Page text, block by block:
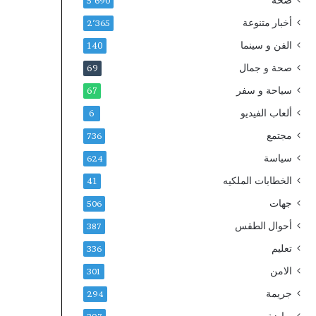
أخبار متنوعة 2٬365
الفن و سينما 140
صحة و جمال 69
سياحة و سفر 67
ألعاب الفيديو 6
مجتمع 736
سياسة 624
الخطابات الملكيه 41
جهات 506
أحوال الطقس 387
تعليم 336
الامن 301
جريمة 294